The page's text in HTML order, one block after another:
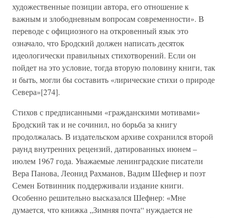
художественные позиции автора, его отношение к
важным и злободневным вопросам современности». В
переводе с официозного на откровенный язык это
означало, что Бродский должен написать десяток
идеологически правильных стихотворений. Если он
пойдет на это условие, тогда вторую половину книги, так
и быть, могли бы составить «лирические стихи о природе
Севера»[274].
Стихов с предписанными «гражданскими мотивами»
Бродский так и не сочинил, но борьба за книгу
продолжалась. В издательском архиве сохранился второй
раунд внутренних рецензий, датированных июнем –
июлем 1967 года. Уважаемые ленинградские писатели
Вера Панова, Леонид Рахманов, Вадим Шефнер и поэт
Семен Ботвинник поддерживали издание книги.
Особенно решительно высказался Шефнер: «Мне
думается, что книжка „Зимняя почта“ нуждается не